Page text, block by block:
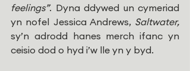
feelings”. Dyna ddywed un cymeriad
yn nofel Jessica Andrews,
sy’n adrodd hanes merch ifanc yn
ceisio dod o hyd i’w lle yn y byd.